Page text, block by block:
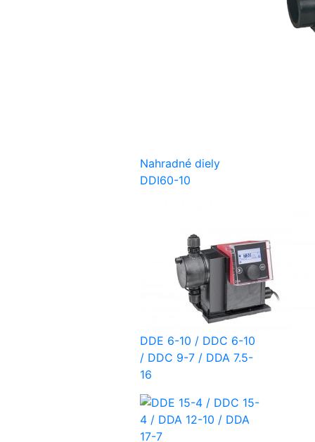
Nahradné diely
DDI60-10
DDE 6-10 / DDC 6-10
/ DDC 9-7 / DDA 7.5-
16